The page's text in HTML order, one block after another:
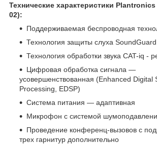
Технические характеристики Plantronics
02):
Поддерживаемая беспроводная
Технология защиты слуха
Технология обработки звука CAT-iq -
Цифровая обработка сигнала —
усовершенствованная (Enhanced Digital
Processing, EDSP)
Система питания — адаптивная
Микрофон с системой
Проведение конференц-вызовов с
трех гарнитур дополнительно